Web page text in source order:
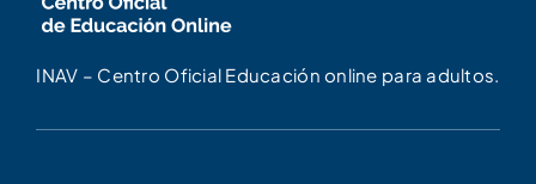
INAV – Centro Oficial Educación online para adultos.